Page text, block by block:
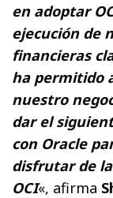
en adoptar
ejecución de
financieras
ha permitido
nuestro
dar el
con Oracle
disfrutar de
OCI«, afirma